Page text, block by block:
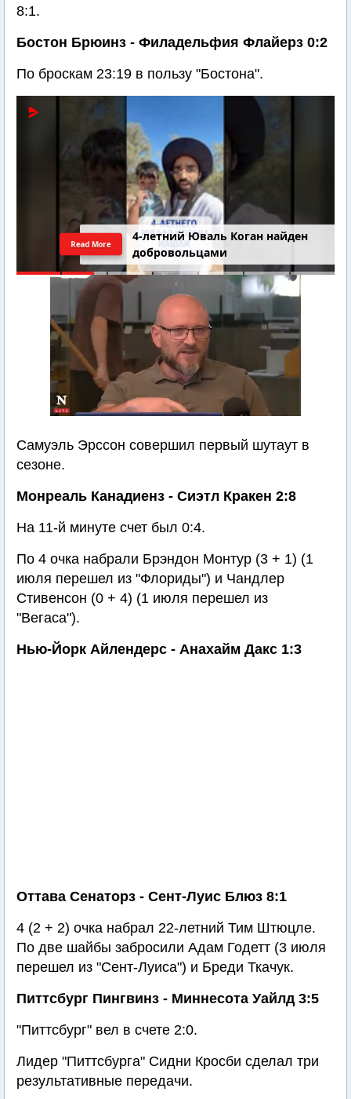
8:1.
Бостон Брюинз - Филадельфия Флайерз 0:2
По броскам 23:19 в пользу "Бостона".
4-летний Юваль Коган найден
добровольцами
Read More
Самуэль Эрссон совершил первый шутаут в
сезоне.
Монреаль Канадиенз - Сиэтл Кракен 2:8
На 11-й минуте счет был 0:4.
По 4 очка набрали Брэндон Монтур (3 + 1) (1
июля перешел из "Флориды") и Чандлер
Стивенсон (0 + 4) (1 июля перешел из
"Вегаса").
Нью-Йорк Айлендерс - Анахайм Дакс 1:3
Оттава Сенаторз - Сент-Луис Блюз 8:1
4 (2 + 2) очка набрал 22-летний Тим Штюцле.
По две шайбы забросили Адам Годетт (3 июля
перешел из "Сент-Луиса") и Бреди Ткачук.
Питтсбург Пингвинз - Миннесота Уайлд 3:5
"Питтсбург" вел в счете 2:0.
Лидер "Питтсбурга" Сидни Кросби сделал три
результативные передачи.